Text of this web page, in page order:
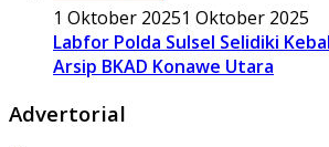
1 Oktober 20251 Oktober 2025
Labfor Polda Sulsel Selidiki
Arsip BKAD Konawe Utara
Advertorial